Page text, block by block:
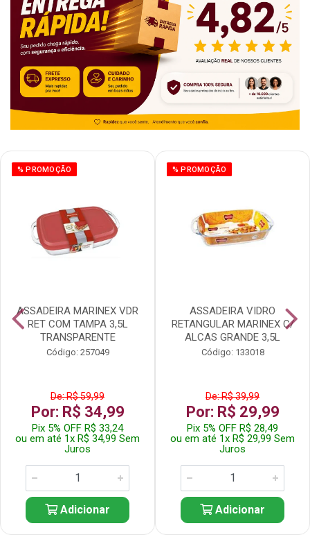
% PROMOÇÃO
ASSADEIRA MARINEX VDR
RET COM TAMPA 3,5L
TRANSPARENTE
Código: 257049
De: R$ 59,99
Por: R$ 34,99
Pix 5% OFF R$ 33,24
ou em até 1x R$ 34,99 Sem
Juros
Adicionar
% PROMOÇÃO
ASSADEIRA VIDRO
RETANGULAR MARINEX C/
ALCAS GRANDE 3,5L
Código: 133018
De: R$ 39,99
Por: R$ 29,99
Pix 5% OFF R$ 28,49
ou em até 1x R$ 29,99 Sem
Juros
Adicionar